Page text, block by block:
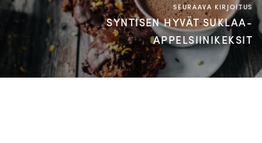
SEURAAVA KIRJOITUS
SYNTISEN HYVÄT SUKLAA-
APPELSIINIKEKSIT